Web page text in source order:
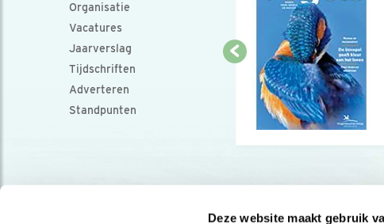
Deze website maakt gebruik
Organisatie
Vacatures
Jaarverslag
Tijdschriften
Adverteren
Standpunten